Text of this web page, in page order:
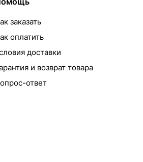
заказать
оплатить
доставки
и возврат товара
ответ